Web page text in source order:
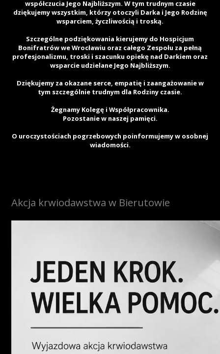
współczucia Jego Najbliższym. W tym trudnym czasie
dziękujemy wszystkim, którzy otoczyli Darka i Jego Rodzinę
wsparciem, życzliwością i troską.
Szczególne podziękowania kierujemy do Hospicjum
Bonifratrów we Wrocławiu oraz całego Zespołu za pełną
profesjonalizmu, troski i szacunku opiekę nad Darkiem oraz
wsparcie udzielane Jego Najbliższym.
Dziękujemy za okazane serce, empatię i zaangażowanie w
tym szczególnie trudnym dla Rodziny czasie.
Żegnamy Kolegę i Współpracownika.
Pozostanie w naszej pamięci.
O uroczystościach pogrzebowych poinformujemy w osobnej
wiadomości.
Akcja krwiodawstwa w Bierutowie